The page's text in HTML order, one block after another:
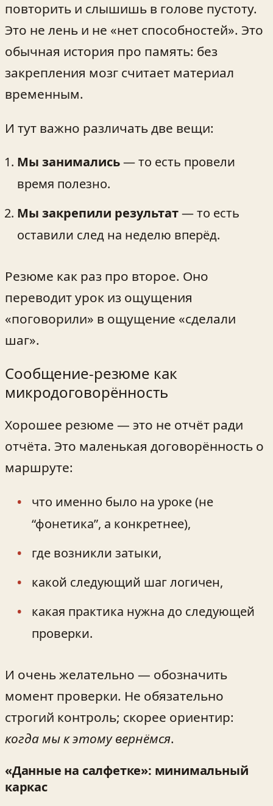
повторить и слышишь в голове пустоту.
Это не лень и не «нет способностей». Это
обычная история про память: без
закрепления мозг считает материал
временным.
И тут важно различать две вещи:
Мы занимались— то есть провели
время полезно.
Мы закрепили результат— то есть
оставили след на неделю вперёд.
Резюме как раз про второе. Оно
переводит урок из ощущения
«поговорили» в ощущение «сделали
шаг».
Сообщение-резюме как
микродоговорённость
Хорошее резюме — это не отчёт ради
отчёта. Это маленькая договорённость о
маршруте:
что именно было на уроке (не
“фонетика”, а конкретнее),
где возникли затыки,
какой следующий шаг логичен,
какая практика нужна до следующей
проверки.
И очень желательно — обозначить
момент проверки. Не обязательно
строгий контроль; скорее ориентир:
когда мы к этому вернёмся.
«Данные на салфетке»: минимальный
каркас